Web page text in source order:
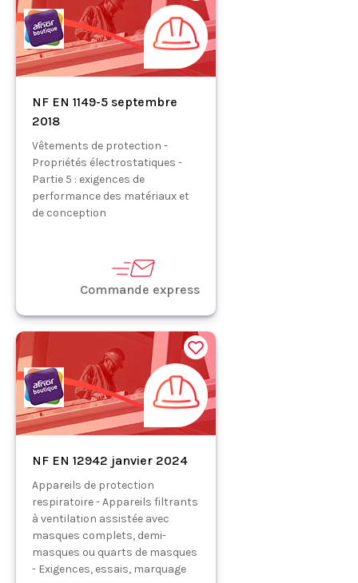
NF EN 1149-5 septembre
2018
Vêtements de protection -
Propriétés électrostatiques -
Partie 5 : exigences de
performance des matériaux et
de conception
Commande express
NF EN 12942 janvier 2024
Appareils de protection
respiratoire - Appareils filtrants
à ventilation assistée avec
masques complets, demi-
masques ou quarts de masques
- Exigences, essais, marquage